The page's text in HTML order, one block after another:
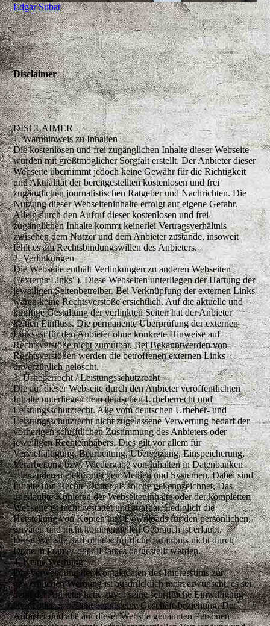
Edgar Subat
Disclaimer
DISCLAIMER
1. Warnhinweis zu Inhalten
Die kostenlosen und frei zugänglichen Inhalte dieser Webseite
wurden mit größtmöglicher Sorgfalt erstellt. Der Anbieter dieser
Webseite übernimmt jedoch keine Gewähr für die Richtigkeit
und Aktualität der bereitgestellten kostenlosen und frei
zugänglichen journalistischen Ratgeber und Nachrichten. Die
Nutzung dieser Webseiteninhalte erfolgt auf eigene Gefahr.
Allein durch den Aufruf dieser kostenlosen und frei
zugänglichen Inhalte kommt keinerlei Vertragsverhältnis
zwischen dem Nutzer und dem Anbieter zustande, insoweit
fehlt es am Rechtsbindungswillen des Anbieters.
2. Verlinkungen
Die Webseite enthält Verlinkungen zu anderen Webseiten
("externe Links"). Diese Webseiten unterliegen der Haftung der
jeweiligen Seitenbetreiber. Bei Verknüpfung der externen Links
waren keine Rechtsverstöße ersichtlich. Auf die aktuelle und
künftige Gestaltung der verlinkten Seiten hat der Anbieter
keinen Einfluss. Die permanente Überprüfung der externen
Links ist für den Anbieter ohne konkrete Hinweise auf
Rechtsverstöße nicht zumutbar. Bei Bekanntwerden von
Rechtsverstößen werden die betroffenen externen Links
unverzüglich gelöscht.
3. Urheberrecht / Leistungsschutzrecht
Die auf dieser Webseite durch den Anbieter veröffentlichten
Inhalte unterliegen dem deutschen Urheberrecht und
Leistungsschutzrecht. Alle vom deutschen Urheber- und
Leistungsschutzrecht nicht zugelassene Verwertung bedarf der
vorherigen schriftlichen Zustimmung des Anbieters oder
jeweiligen Rechteinhabers. Dies gilt vor allem für
Vervielfältigung, Bearbeitung, Übersetzung, Einspeicherung,
Verarbeitung bzw. Wiedergabe von Inhalten in Datenbanken
oder anderen elektronischen Medien und Systemen. Dabei sind
Inhalte und Rechte Dritter als solche gekennzeichnet. Das
unerlaubte Kopieren der Webseiteninhalte oder der kompletten
Webseite ist nicht gestattet und strafbar. Lediglich die
Herstellung von Kopien und Downloads für den persönlichen,
privaten und nicht kommerziellen Gebrauch ist erlaubt.
Diese Website darf ohne schriftliche Erlaubnis nicht durch
Dritte in Frames oder iFrames dargestellt werden.
4. Keine Werbung
Die Verwendung der Kontaktdaten des Impressums zur
gewerblichen Werbung ist ausdrücklich nicht erwünscht, es sei
denn der Anbieter hatte zuvor seine schriftliche Einwilligung
erteilt oder es besteht bereits eine Geschäftsbeziehung. Der
Anbieter und alle auf dieser Website genannten Personen